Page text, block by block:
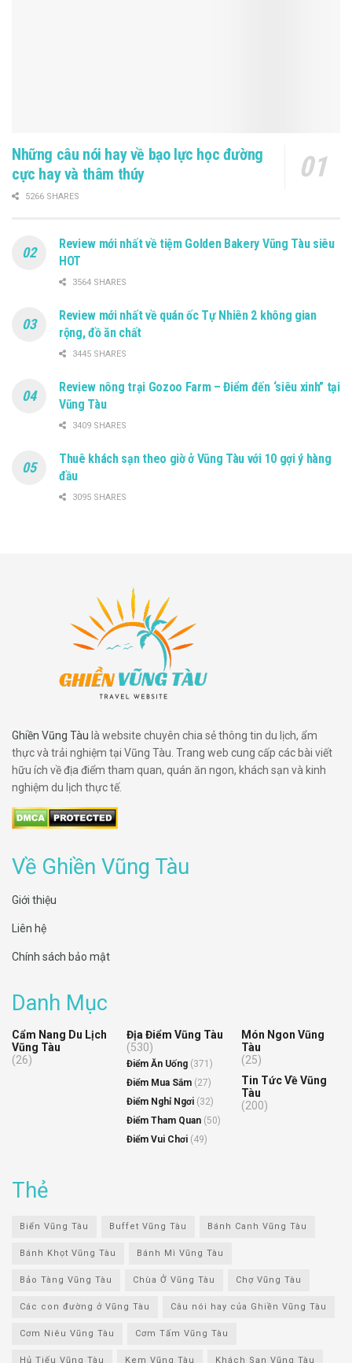
Những câu nói hay về bạo lực học đường
cực hay và thâm thúy
5266 SHARES
Review mới nhất về tiệm Golden Bakery Vũng Tàu siêu
HOT
3564 SHARES
Review mới nhất về quán ốc Tự Nhiên 2 không gian
rộng, đồ ăn chất
3445 SHARES
Review nông trại Gozoo Farm – Điểm đến ‘siêu xinh” tại
Vũng Tàu
3409 SHARES
Thuê khách sạn theo giờ ở Vũng Tàu với 10 gợi ý hàng
đầu
3095 SHARES
Ghiền Vũng Tàu là website chuyên chia sẻ thông tin du lịch, ẩm
thực và trải nghiệm tại Vũng Tàu. Trang web cung cấp các bài viết
hữu ích về địa điểm tham quan, quán ăn ngon, khách sạn và kinh
nghiệm du lịch thực tế.
Về Ghiền Vũng Tàu
Giới thiệu
Liên hệ
Chính sách bảo mật
Danh Mục
Cẩm Nang Du Lịch
Vũng Tàu
(26)
Địa Điểm Vũng Tàu
(530)
Điểm Ăn Uống (371)
Điểm Mua Sắm (27)
Điểm Nghỉ Ngơi (32)
Điểm Tham Quan (50)
Điểm Vui Chơi (49)
Món Ngon Vũng
Tàu
(25)
Tin Tức Về Vũng
Tàu
(200)
Thẻ
Biển Vũng Tàu Buffet Vũng Tàu Bánh Canh Vũng Tàu
Bánh Khọt Vũng Tàu Bánh Mì Vũng Tàu
Bảo Tàng Vũng Tàu Chùa Ở Vũng Tàu Chợ Vũng Tàu
Các con đường ở Vũng Tàu Câu nói hay của Ghiền Vũng Tàu
Cơm Niêu Vũng Tàu Cơm Tấm Vũng Tàu
Hủ Tiếu Vũng Tàu Kem Vũng Tàu Khách Sạn Vũng Tàu